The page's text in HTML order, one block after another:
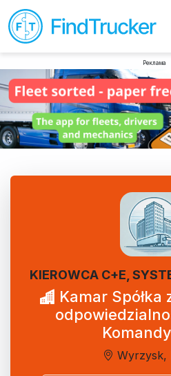
Реклама
KIEROWCA C+E,
Kamar
Wyrzysk,